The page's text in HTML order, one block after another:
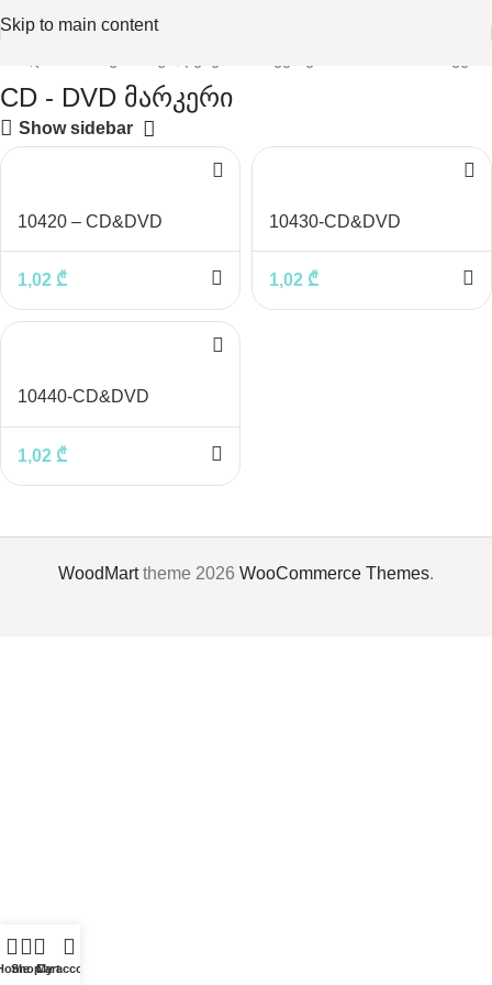
Skip to main content
CD - DVD მარკერი
Show sidebar
10420 – CD&DVD
1,02 ₾
10430-CD&DVD
1,02 ₾
10440-CD&DVD
1,02 ₾
WoodMarttheme 2026 WooCommerce Themes.
ShopCart
My account